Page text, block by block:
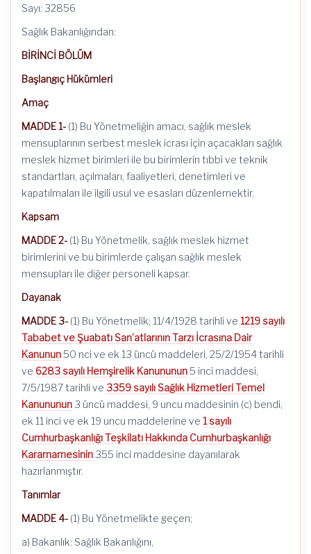
Sayı: 32856
Sağlık Bakanlığından:
BİRİNCİ BÖLÜM
Başlangıç Hükümleri
Amaç
MADDE 1- (1) Bu Yönetmeliğin amacı, sağlık meslek
mensuplarının serbest meslek icrası için açacakları sağlık
meslek hizmet birimleri ile bu birimlerin tıbbi ve teknik
standartları, açılmaları, faaliyetleri, denetimleri ve
kapatılmaları ile ilgili usul ve esasları düzenlemektir.
Kapsam
MADDE 2- (1) Bu Yönetmelik, sağlık meslek hizmet
birimlerini ve bu birimlerde çalışan sağlık meslek
mensupları ile diğer personeli kapsar.
Dayanak
MADDE 3- (1) Bu Yönetmelik; 11/4/1928 tarihli ve 1219 sayılı
Tababet ve Şuabatı San’atlarının Tarzı İcrasına Dair
Kanunun50 nci ve ek 13 üncü maddeleri, 25/2/1954 tarihli
ve 6283 sayılı Hemşirelik Kanununun5 inci maddesi,
7/5/1987 tarihli ve 3359 sayılı Sağlık Hizmetleri Temel
Kanununun 3 üncü maddesi, 9 uncu maddesinin (c) bendi,
ek 11 inci ve ek 19 uncu maddelerine ve 1 sayılı
Cumhurbaşkanlığı Teşkilatı Hakkında Cumhurbaşkanlığı
Kararnamesinin 355 inci maddesine dayanılarak
hazırlanmıştır.
Tanımlar
MADDE 4- (1) Bu Yönetmelikte geçen;
a) Bakanlık: Sağlık Bakanlığını,